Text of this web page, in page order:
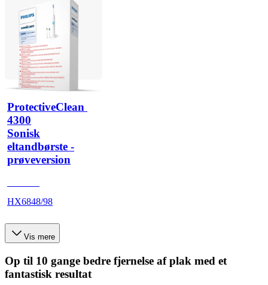
ProtectiveClean
4300
Sonisk
eltandbørste -
prøveversion
HX6848/98
Vis mere
Op til 10 gange bedre fjernelse af plak med et
fantastisk resultat